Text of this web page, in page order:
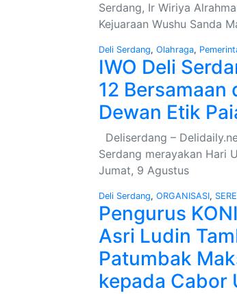
Serdang, Ir Wiriya
Kejuaraan Wushu Sanda
Deli Serdang,Olahraga,
IWO Deli
12 Bersamaan
Dewan Etik
Deliserdang –
Serdang merayakan Hari
Jumat, 9 Agustus
Deli Serdang,ORGANISASI,
Pengurus
Asri Ludin
Patumbak
kepada Cabor